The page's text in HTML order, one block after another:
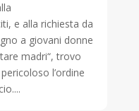
e alla richiesta da
a giovani donne
madri“, trovo
l’ordine